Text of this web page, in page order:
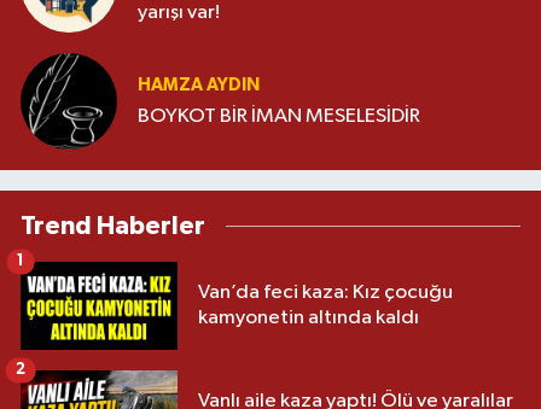
yarışı var!
HAMZA AYDIN
BOYKOT BİR İMAN MESELESİDİR
Trend Haberler
Van’da feci kaza: Kız çocuğu
kamyonetin altında kaldı
1
Vanlı aile kaza yaptı! Ölü ve yaralılar
2